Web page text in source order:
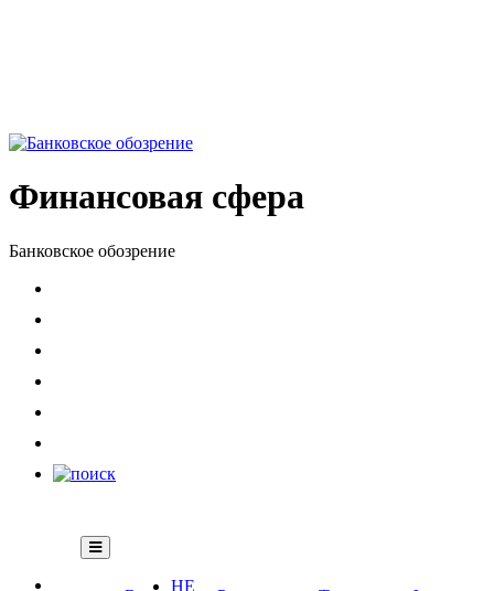
Финансовая сфера
Банковское обозрение
НЕ